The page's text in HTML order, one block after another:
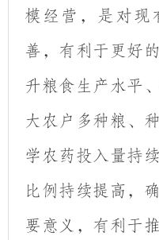
模经营，是对现
善，有利于更好
升粮食生产水平
大农户多种粮、
学农药投入量持
比例持续提高，
要意义，有利于